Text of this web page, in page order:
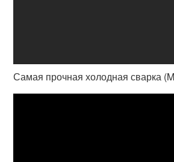
Самая прочная холодная сварка